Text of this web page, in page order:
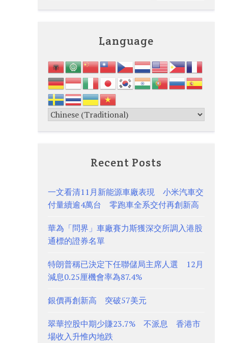
Language
Recent Posts
一文看清11月新能源車廠表現 小米汽車交
付量續逾4萬台 零跑車全系交付再創新高
華為「問界」車廠賽力斯獲深交所調入港股
通標的證券名單
特朗普稱已決定下任聯儲局主席人選 12月
減息0.25厘機會率為87.4%
銀價再創新高 突破57美元
翠華控股中期少賺23.7% 不派息 香港市
場收入升惟內地跌